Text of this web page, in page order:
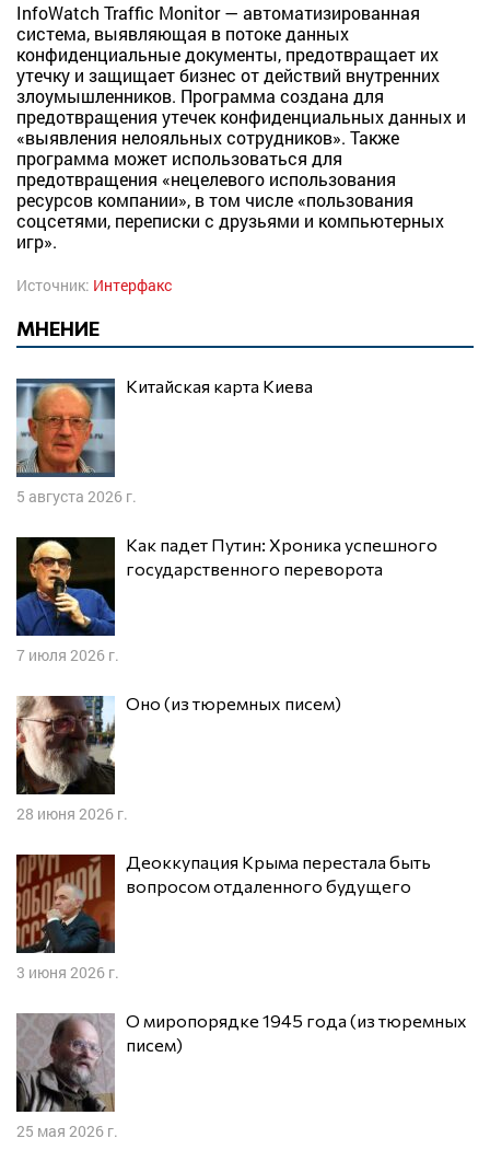
InfoWatch Traffic Monitor — автоматизированная
система, выявляющая в потоке данных
конфиденциальные документы, предотвращает их
утечку и защищает бизнес от действий внутренних
злоумышленников. Программа создана для
предотвращения утечек конфиденциальных данных и
«выявления нелояльных сотрудников». Также
программа может использоваться для
предотвращения «нецелевого использования
ресурсов компании», в том числе «пользования
соцсетями, переписки с друзьями и компьютерных
игр».
Источник: Интерфакс
МНЕНИЕ
Китайская карта Киева
5 августа 2026 г.
Как падет Путин: Хроника успешного
государственного переворота
7 июля 2026 г.
Оно (из тюремных писем)
28 июня 2026 г.
Деоккупация Крыма перестала быть
вопросом отдаленного будущего
3 июня 2026 г.
О миропорядке 1945 года (из тюремных
писем)
25 мая 2026 г.